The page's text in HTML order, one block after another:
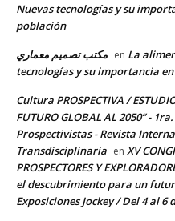
Nuevas tecnologías y su
población
مكتب تصميم معماري en La
tecnologías y su importancia
Cultura PROSPECTIVA /
FUTURO GLOBAL AL 2050” -
Prospectivistas - Revista
Transdisciplinaria en XV
PROSPECTORES Y
el descubrimiento para un
Exposiciones Jockey / Del 4 al 6